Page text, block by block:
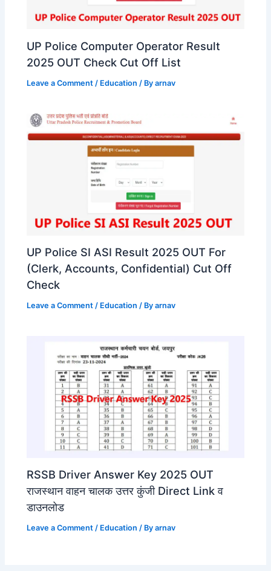
UP Police Computer Operator Result
2025 OUT Check Cut Off List
Leave a Comment / Education / Byarnav
UP Police SI ASI Result 2025 OUT For
(Clerk, Accounts, Confidential) Cut Off
Check
Leave a Comment / Education / Byarnav
RSSB Driver Answer Key 2025 OUT
राजस्थान वाहन चालक उत्तर कुंजी Direct Link व
डाउनलोड
Leave a Comment / Education / Byarnav